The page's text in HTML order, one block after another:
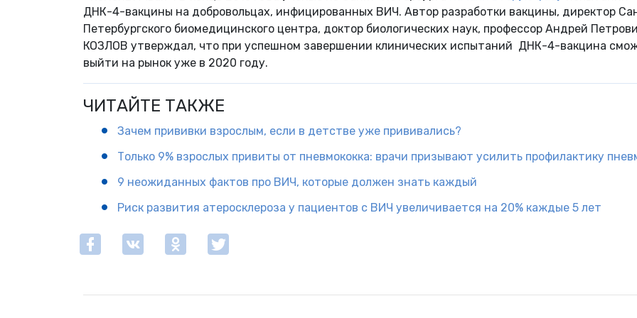
ДНК-4-вакцины на добровольцах, инфицированных ВИЧ. Автор разработки вакцины, директор
Петербургского биомедицинского центра, доктор биологических наук, профессор Андрей
КОЗЛОВ утверждал, что при успешном завершении клинических испытаний ДНК-4-вакцина
выйти на рынок уже в 2020 году.
ЧИТАЙТЕ ТАКЖЕ
Зачем прививки взрослым, если в детстве уже прививались?
Только 9% взрослых привиты от пневмококка: врачи призывают усилить профилактику
9 неожиданных фактов про ВИЧ, которые должен знать каждый
Риск развития атеросклероза у пациентов с ВИЧ увеличивается на 20% каждые 5 лет